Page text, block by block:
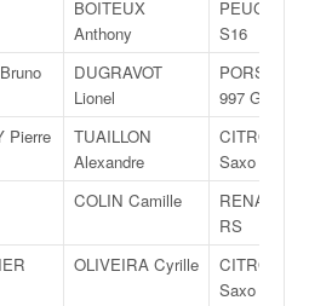
BOITEUX
Anthony
PEUGEOT
S16
DUGRAVOT
Lionel
PORSCHE
997 GT3
Pierre
TUAILLON
Alexandre
CITROËN
Saxo VTS
COLIN Camille
RENAULT
RS
OLIVEIRA Cyrille
CITROËN
Saxo VTS